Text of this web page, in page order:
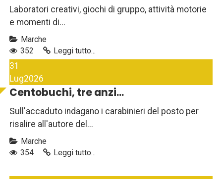
Laboratori creativi, giochi di gruppo, attività motorie
e momenti di...
Marche
352
Leggi tutto...
31
Lug2026
Centobuchi, tre anzi...
Sull'accaduto indagano i carabinieri del posto per
risalire all'autore del...
Marche
354
Leggi tutto...